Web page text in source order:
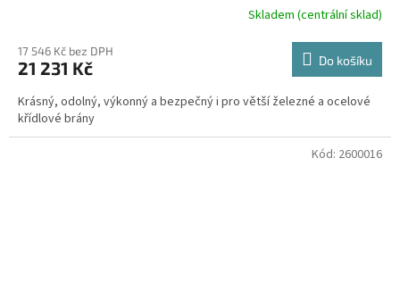
Skladem (centrální sklad)
17 546 Kč bez DPH
21 231 Kč Do košíku
Krásný, odolný, výkonný a bezpečný i pro větší železné a ocelové
křídlové brány
Kód: 2600016